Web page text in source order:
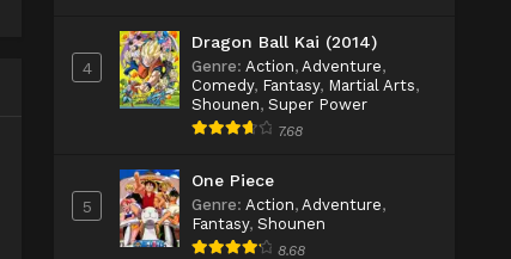
4
Dragon Ball Kai (2014)
Genre: Action, Adventure,
Comedy, Fantasy, Martial Arts,
Shounen, Super Power
7.68
5
One Piece
Genre: Action, Adventure,
Fantasy, Shounen
8.68